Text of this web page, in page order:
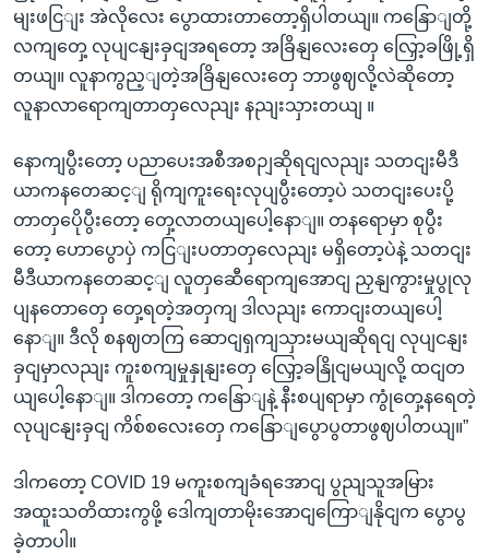
မျးဖငြျး အဲလိုလေး ပွောထားတာတော့ရှိပါတယျ။ ကနြောျတို့
လကျတှေ့ လုပျငနျးခှငျအရတော့ အခြိနျလေးတှေ လြှော့ခဖြို့ရှိ
တယျ။ လူနာကွည့ျတဲ့အခြိနျလေးတှေ ဘာဖွဈလို့လဲဆိုတော့
လူနာလာရောကျတာတှလေညျး နညျးသှားတယျ ။
နောကျပွီးတော့ ပညာပေးအစီအစဉျဆိုရငျလညျး သတငျးမီဒီ
ယာကနတေဆင့ျ ရိုကျကူးရေးလုပျပွီးတော့ပဲ သတငျးပေးပို့
တာတှပေိုပွီးတော့ တှေ့လာတယျပေါ့နောျ။ တနရောမှာ စုပွီး
တော့ ဟောပွောပှဲ ကငြျးပတာတှလေညျး မရှိတော့ပဲနဲ့ သတငျး
မီဒီယာကနတေဆင့ျ လူတှဆေီရောကျအောငျ ညှနျကွားမှုပွုလု
ပျနတောတှေ တှေ့ရတဲ့အတှကျ ဒါလညျး ကောငျးတယျပေါ့
နောျ။ ဒီလို စနဈတကြ ဆောငျရှကျသှားမယျဆိုရငျ လုပျငနျး
ခှငျမှာလညျး ကူးစကျမှုနှုနျးတှေ လြှော့ခနြိုငျမယျလို့ ထငျတ
ယျပေါ့နောျ။ ဒါကတော့ ကနြောျနဲ့ နီးစပျရာမှာ ကွုံတှေ့နရေတဲ့
လုပျငနျးခှငျ ကိစ်စလေးတှေ ကနြောျပွောပွတာဖွဈပါတယျ။”
ဒါကတော့ COVID 19 မကူးစကျခံရအောငျ ပွညျသူအမြား
အထူးသတိထားကွဖို့ ဒေါကျတာမိုးအောငျကြောျနိုငျက ပွောပွ
ခဲ့တာပါ။